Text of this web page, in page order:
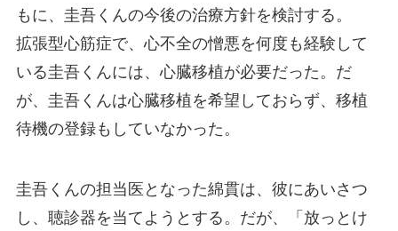
もに、圭吾くんの今後の治療方針を検討する。
拡張型心筋症で、心不全の憎悪を何度も経験して
いる圭吾くんには、心臓移植が必要だった。だ
が、圭吾くんは心臓移植を希望しておらず、移植
待機の登録もしていなかった。
圭吾くんの担当医となった綿貫は、彼にあいさつ
し、聴診器を当てようとする。だが、「放っとけ